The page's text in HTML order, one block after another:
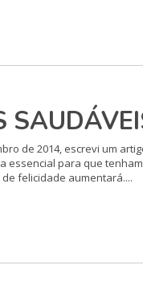
de 2014, escrevi um
essencial para que
felicidade aumen­tará....